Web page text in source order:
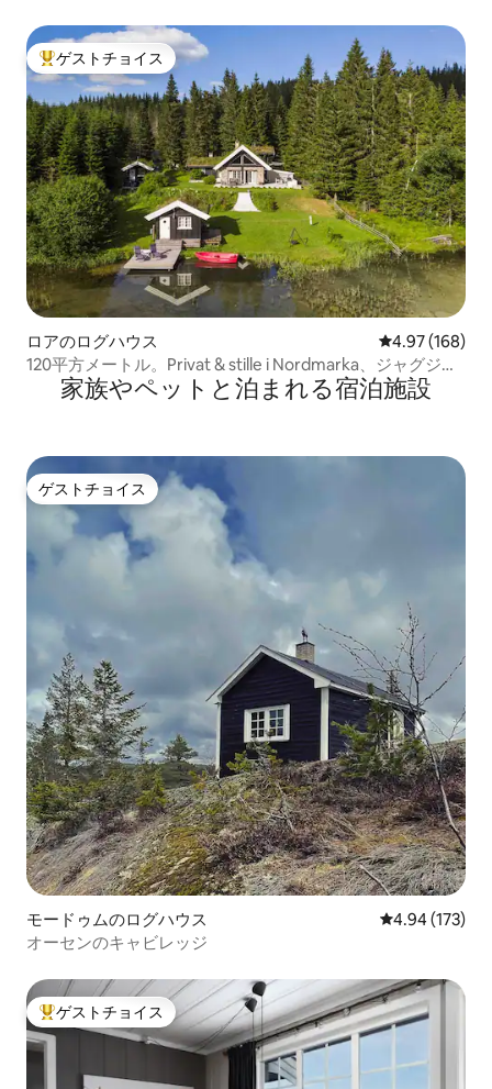
大好評のゲストチョイスです。
ゲストチョイス
ロアのログハウス レビュー168
4.97 (168)
120平方メートル。Privat & stille i Nordmarka、ジャグジ
ー、Wi-Fi
家族やペットと泊まれる宿泊施設
ゲストチョイス
ゲストチョイス
モードゥムのログハウス レビュー173
4.94 (173)
オーセンのキャビレッジ
大好評のゲストチョイスです。
ゲストチョイス